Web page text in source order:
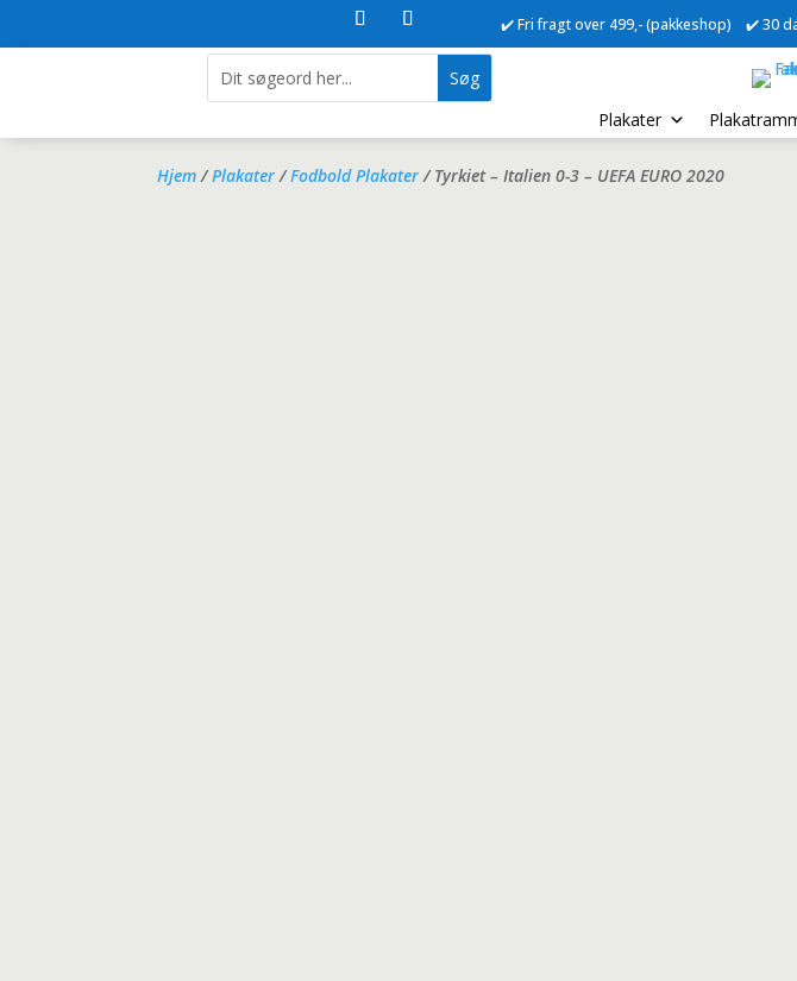
✔️ Fri fragt over 499,- (pakkeshop) ✔️ 30
Plakater
Hjem/Plakater/Fodbold Plakater/ Tyrkiet – Italien 0-3 – UEFA EURO 2020